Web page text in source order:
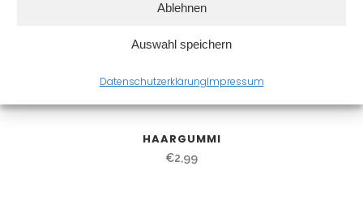
Ablehnen
Auswahl speichern
DatenschutzerklärungImpressum
HAARGUMMI
€2,99